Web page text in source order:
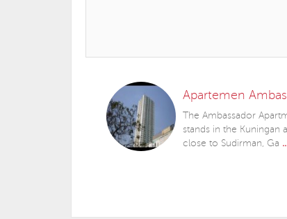
Apartemen
The Ambassador
stands in the Kuningan
close to Sudirman, Ga